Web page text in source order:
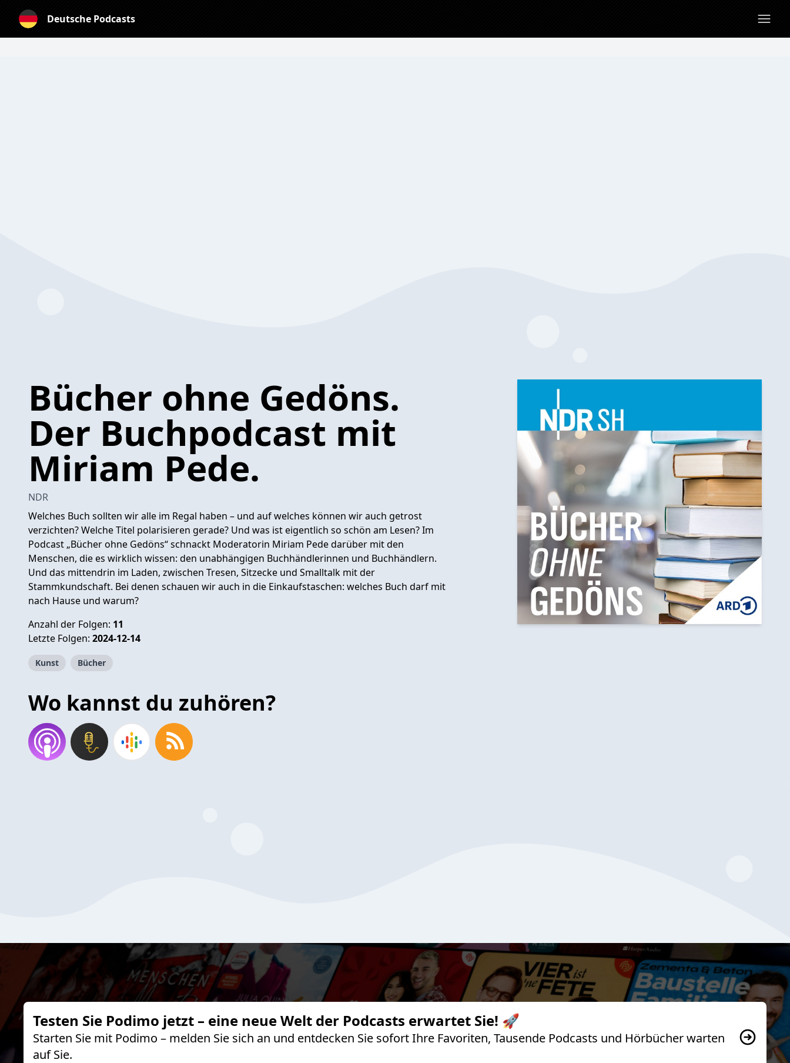
Deutsche Podcasts
Bücher ohne Gedöns.
Der Buchpodcast mit
Miriam Pede.
NDR
Welches Buch sollten wir alle im Regal haben – und auf welches können wir auch getrost
verzichten? Welche Titel polarisieren gerade? Und was ist eigentlich so schön am Lesen? Im
Podcast „Bücher ohne Gedöns“ schnackt Moderatorin Miriam Pede darüber mit den
Menschen, die es wirklich wissen: den unabhängigen Buchhändlerinnen und Buchhändlern.
Und das mittendrin im Laden, zwischen Tresen, Sitzecke und Smalltalk mit der
Stammkundschaft. Bei denen schauen wir auch in die Einkaufstaschen: welches Buch darf mit
nach Hause und warum?
Anzahl der Folgen: 11
Letzte Folgen: 2024-12-14
Kunst Bücher
Wo kannst du zuhören?
Testen Sie Podimo jetzt – eine neue Welt der Podcasts erwartet Sie! 🚀
Starten Sie mit Podimo – melden Sie sich an und entdecken Sie sofort Ihre Favoriten, Tausende Podcasts und Hörbücher warten
auf Sie.